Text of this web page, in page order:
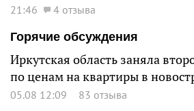
21:46
4 отзыва
Горячие обсуждения
Иркутская область заняла
по ценам на квартиры в
05.08 12:09 83 отзыва